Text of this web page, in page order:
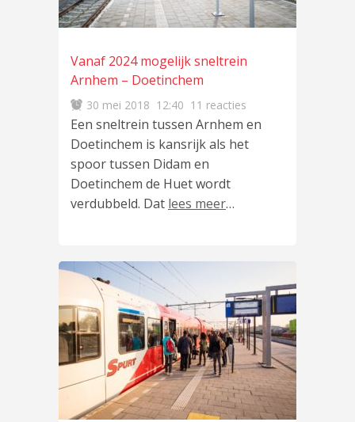
Vanaf 2024 mogelijk sneltrein
Arnhem – Doetinchem
30 mei 2018 12:40 11 reacties
Een sneltrein tussen Arnhem en
Doetinchem is kansrijk als het
spoor tussen Didam en
Doetinchem de Huet wordt
verdubbeld. Dat lees meer…